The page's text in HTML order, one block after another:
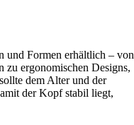
und Formen erhältlich – von
zu ergonomischen Designs,
dem Alter und der
der Kopf stabil liegt,